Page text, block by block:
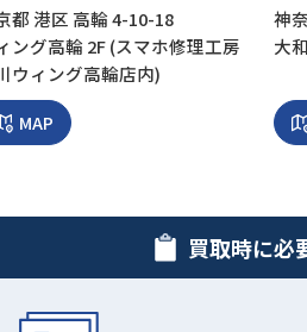
買取時に必
都 港区 高輪 4-10-18
ング高輪 2F (スマホ修理工房
ウィング高輪店内)
MAP
神
大